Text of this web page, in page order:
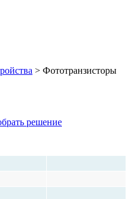
> Фототранзисторы
решение